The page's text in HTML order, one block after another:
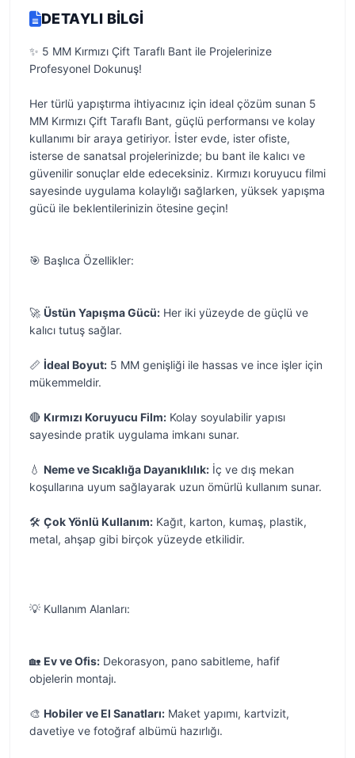
DETAYLI BILGI
✨ 5 MM Kırmızı Çift Taraflı Bant ile Projelerinize
Profesyonel Dokunuş!
Her türlü yapıştırma ihtiyacınız için ideal çözüm sunan 5
MM Kırmızı Çift Taraflı Bant, güçlü performansı ve kolay
kullanımı bir araya getiriyor. İster evde, ister ofiste,
isterse de sanatsal projelerinizde; bu bant ile kalıcı ve
güvenilir sonuçlar elde edeceksiniz. Kırmızı koruyucu filmi
sayesinde uygulama kolaylığı sağlarken, yüksek yapışma
gücü ile beklentilerinizin ötesine geçin!
🎯 Başlıca Özellikler:
🚀 Üstün Yapışma Gücü: Her iki yüzeyde de güçlü ve
kalıcı tutuş sağlar.
📏 İdeal Boyut: 5 MM genişliği ile hassas ve ince işler için
mükemmeldir.
🔴 Kırmızı Koruyucu Film: Kolay soyulabilir yapısı
sayesinde pratik uygulama imkanı sunar.
💧 Neme ve Sıcaklığa Dayanıklılık: İç ve dış mekan
koşullarına uyum sağlayarak uzun ömürlü kullanım sunar.
🛠️ Çok Yönlü Kullanım: Kağıt, karton, kumaş, plastik,
metal, ahşap gibi birçok yüzeyde etkilidir.
💡 Kullanım Alanları:
🏡 Ev ve Ofis: Dekorasyon, pano sabitleme, hafif
objelerin montajı.
🎨 Hobiler ve El Sanatları: Maket yapımı, kartvizit,
davetiye ve fotoğraf albümü hazırlığı.